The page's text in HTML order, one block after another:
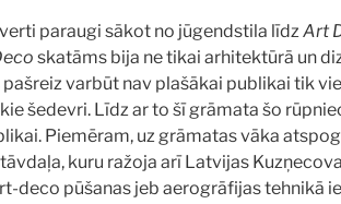
paraugi sākot no jūgendstila līdzArt
skatāms bija ne tikai arhitektūrā un
pašreiz varbūt nav plašākai publikai tik
šedevri. Līdz ar to šī grāmata šo
Piemēram, uz grāmatas vāka
kuru ražoja arī Latvijas
deco pūšanas jeb aerogrāfijas tehnikā